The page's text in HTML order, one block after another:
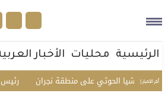
الرئيسية محليات الأخبار
أخر الأخبار | رئيس ميليشيا الحوثي على منطقة نجران